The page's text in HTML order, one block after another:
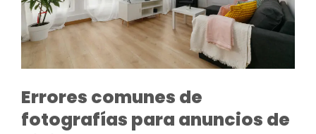
Errores comunes de
fotografías para anuncios de